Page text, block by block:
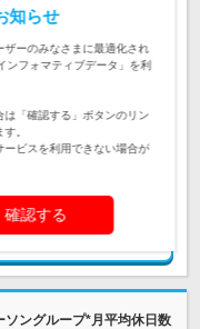
！定時退社可◎オンオフ
：
気になる
ングループ*月平均休日数
知らせ
ーのみなさまに最適化され
ンフォマティブデータ」を利
「確認する」ボタンのリン
。
ビスを利用できない場合が
確認する